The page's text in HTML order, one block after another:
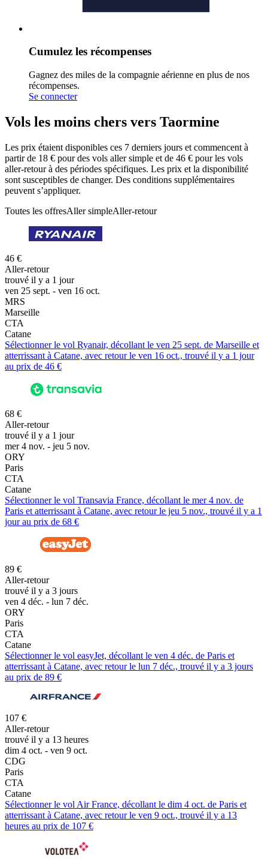
Cumulez les récompenses
Gagnez des miles de la compagnie aérienne en plus de nos
récompenses.
Se connecter
Vols les moins chers vers Taormine
Les prix étaient disponibles ces 7 derniers jours et commencent à
partir de 18 € pour des vols aller simple et de 46 € pour les vols
aller-retour à des périodes spécifiques. Les prix et la disponibilité
sont susceptibles de changer. Des conditions supplémentaires
peuvent s’appliquer.
Toutes les offresAller simpleAller-retour
46 €
Aller-retour
trouvé il y a 1 jour
ven 25 sept. - ven 16 oct.
MRS
Marseille
CTA
Catane
Sélectionner le vol Ryanair, décollant le ven 25 sept. de Marseille et
atterrissant à Catane, avec retour le ven 16 oct., trouvé il y a 1 jour
au prix de 46 €
68 €
Aller-retour
trouvé il y a 1 jour
mer 4 nov. - jeu 5 nov.
ORY
Paris
CTA
Catane
Sélectionner le vol Transavia France, décollant le mer 4 nov. de
Paris et atterrissant à Catane, avec retour le jeu 5 nov., trouvé il y a 1
jour au prix de 68 €
89 €
Aller-retour
trouvé il y a 3 jours
ven 4 déc. - lun 7 déc.
ORY
Paris
CTA
Catane
Sélectionner le vol easyJet, décollant le ven 4 déc. de Paris et
atterrissant à Catane, avec retour le lun 7 déc., trouvé il y a 3 jours
au prix de 89 €
107 €
Aller-retour
trouvé il y a 13 heures
dim 4 oct. - ven 9 oct.
CDG
Paris
CTA
Catane
Sélectionner le vol Air France, décollant le dim 4 oct. de Paris et
atterrissant à Catane, avec retour le ven 9 oct., trouvé il y a 13
heures au prix de 107 €